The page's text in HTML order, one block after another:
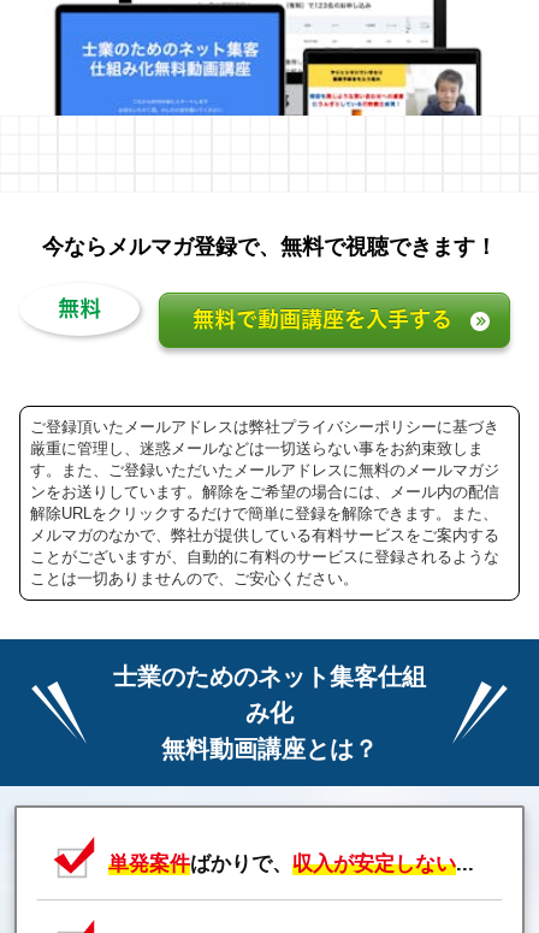
今ならメルマガ登録で、無料で視聴できます！
無料 無料で動画講座を入手する
ご登録頂いたメールアドレスは弊社プライバシーポリシーに基づき
厳重に管理し、迷惑メールなどは一切送らない事をお約束致しま
す。また、ご登録いただいたメールアドレスに無料のメールマガジ
ンをお送りしています。解除をご希望の場合には、メール内の配信
解除URLをクリックするだけで簡単に登録を解除できます。また、
メルマガのなかで、弊社が提供している有料サービスをご案内する
ことがございますが、自動的に有料のサービスに登録されるような
ことは一切ありませんので、ご安心ください。
士業のためのネット集客仕組
み化
無料動画講座とは？
単発案件ばかりで、 収入が安定しない...